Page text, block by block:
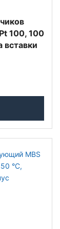
100, 100
вставки